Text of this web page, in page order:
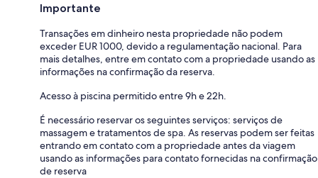
Importante
Transações em dinheiro nesta propriedade não podem
exceder EUR 1000, devido a regulamentação nacional. Para
mais detalhes, entre em contato com a propriedade usando as
informações na confirmação da reserva.
Acesso à piscina permitido entre 9h e 22h.
É necessário reservar os seguintes serviços: serviços de
massagem e tratamentos de spa. As reservas podem ser feitas
entrando em contato com a propriedade antes da viagem
usando as informações para contato fornecidas na confirmação
de reserva